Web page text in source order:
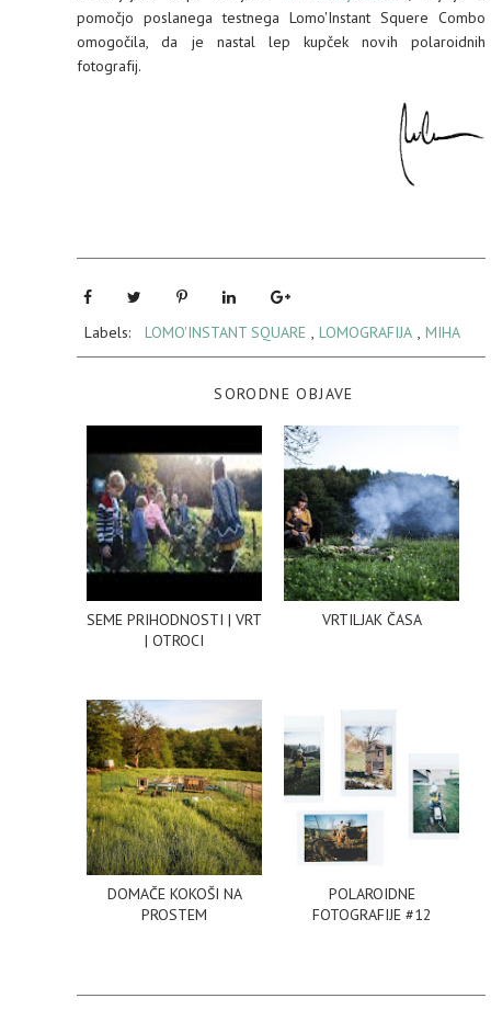
pomočjo poslanega testnega Lomo'Instant Squere Combo
omogočila, da je nastal lep kupček novih polaroidnih
fotografij.
Labels: LOMO'INSTANT SQUARE LOMOGRAFIJA MIHA
SORODNE OBJAVE
SEME PRIHODNOSTI | VRT
| OTROCI
VRTILJAK ČASA
DOMAČE KOKOŠI NA
PROSTEM
POLAROIDNE
FOTOGRAFIJE #12